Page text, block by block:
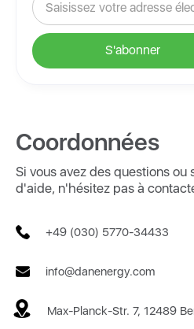
Coordonnées
Si vous avez des questions ou
d'aide, n'hésitez pas à
+49 (030) 5770-34433
info@danenergy.com
Max-Planck-Str. 7, 12489